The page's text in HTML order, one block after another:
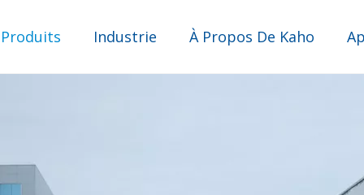
Produits Industrie À Propos De Kaho